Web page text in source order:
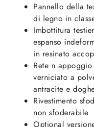
Pannello della
di legno in
Imbottitura
espanso
in resinato
Rete n
verniciato a
antracite e
Rivestimento
non sfoderabile
Optional